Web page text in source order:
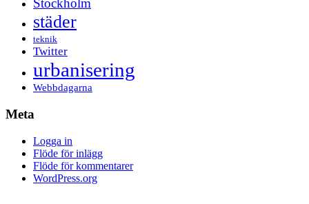
Stockholm
städer
teknik
Twitter
urbanisering
Webbdagarna
Meta
Logga in
Flöde för inlägg
Flöde för kommentarer
WordPress.org